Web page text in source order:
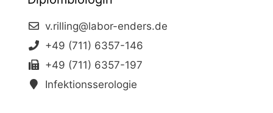
v.rilling@labor-enders.de
+49 (711) 6357-146
+49 (711) 6357-197
Infektionsserologie